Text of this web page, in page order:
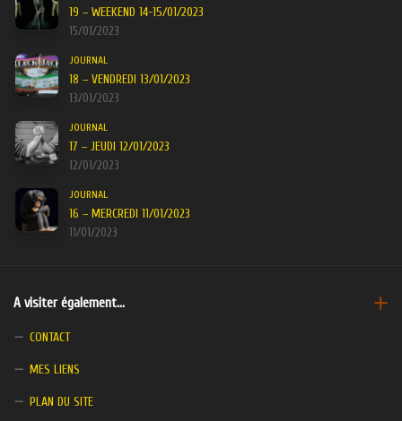
19 – WEEKEND 14-15/01/2023
15/01/2023
JOURNAL
18 – VENDREDI 13/01/2023
13/01/2023
JOURNAL
17 – JEUDI 12/01/2023
12/01/2023
JOURNAL
16 – MERCREDI 11/01/2023
11/01/2023
A visiter également…
CONTACT
MES LIENS
PLAN DU SITE